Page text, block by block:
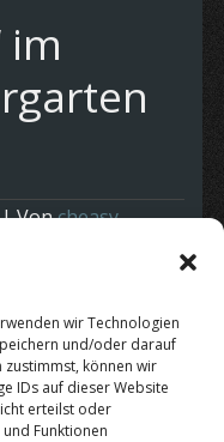
wir Technologien
und/oder darauf
zustimmst, können wir
IDs auf dieser Website
erteilst oder
Funktionen
im
Voncheasy